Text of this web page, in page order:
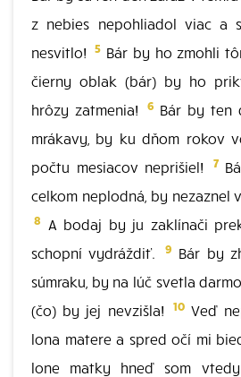
z nebies nepohliadol viac a
nesvitlo! 5Bár by ho zmohli
čierny oblak (bár) by ho
hrôzy zatmenia!
6 Bár by ten
mrákavy, by ku dňom rokov
počtu mesiacov neprišiel!
7
celkom neplodná, by nezaznel
8 A bodaj by ju zaklínači
schopní vydráždiť.
9 Bár by
súmraku, by na lúč svetla
(čo) by jej nevzišla!
10Veď
lona matere a spred očí mi
lone matky hneď som